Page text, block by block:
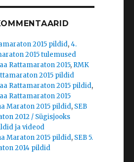
2015 pildid,4.
2015 tulemused
Rattamaraton 2015, RMK
2015 pildid
Rattamaraton 2015 pildid,
Rattamaraton 2015
Maraton 2015 pildid, SEB
2012 / Sügisjooks
ja videod
Maraton 2015 pildid, SEB 5.
2014 pildid